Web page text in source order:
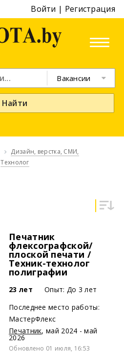
Войти | Регистрация
Вакансии
Найти
Дизайн, верстка, СМИ,
Технолог
Печатник
флексографской/
плоской печати /
Техник-технолог
полиграфии
23 лет
Опыт: До 3 лет
Последнее место работы:
МастерФлекс
Печатник,май 2024 - май
2026
Обновлено 01 июля, 16:53